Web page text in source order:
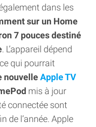
dans les
sur un Home
7 pouces destiné
. L’appareil dépend
qui pourrait
nouvelleApple TV
mis à jour
connectée sont
de l’année. Apple